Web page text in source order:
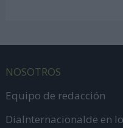
NOSOTROS
Equipo de redacción
DiaInternacionalde en